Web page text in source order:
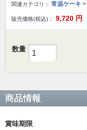
関連カテゴリ： 常温ケーキ >
販売価格(税込)： 9,720 円
数量
商品情報
賞味期限